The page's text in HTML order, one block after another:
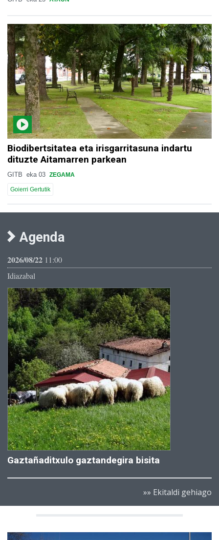
Biodibertsitatea eta irisgarritasuna indartu
dituzte Aitamarren parkean
GITB eka 03 ZEGAMA
Goierri Gertutik
Agenda
2026/08/22 11:00
Idiazabal
Gaztañaditxulo gaztandegira bisita
»» Ekitaldi gehiago